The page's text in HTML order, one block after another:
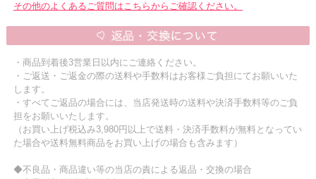
その他のよくあるご質問はこちらからご確認ください。
・商品到着後3営業日以内にご連絡ください。
・ご返送・ご返金の際の送料や手数料はお客様ご負担にてお願いいた
します。
・すべてご返品の場合には、当店発送時の送料や決済手数料等のご負
担をお願いいたします。
（お買い上げ税込み3,980円以上で送料・決済手数料が無料となってい
た場合や送料無料商品をお買い上げの場合も含みます）
◆不良品・商品違い等の当店の責による返品・交換の場合